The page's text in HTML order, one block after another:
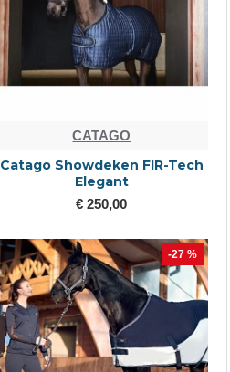
CATAGO
Catago Showdeken FIR-Tech
Elegant
€ 250,00
-27 %